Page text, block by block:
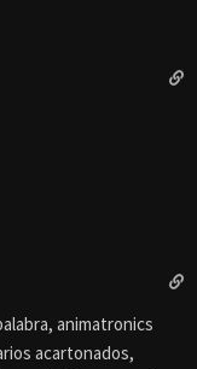
animatronics
acartonados,